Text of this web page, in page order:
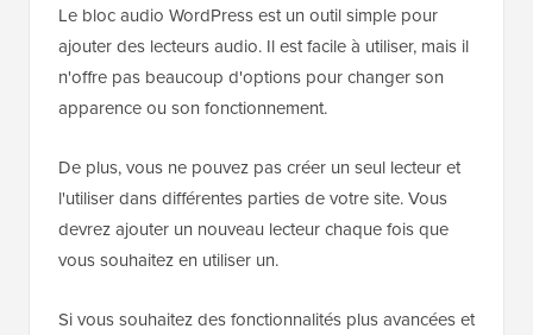
Le bloc audio WordPress est un outil simple pour
ajouter des lecteurs audio. Il est facile à utiliser, mais il
n'offre pas beaucoup d'options pour changer son
apparence ou son fonctionnement.
De plus, vous ne pouvez pas créer un seul lecteur et
l'utiliser dans différentes parties de votre site. Vous
devrez ajouter un nouveau lecteur chaque fois que
vous souhaitez en utiliser un.
Si vous souhaitez des fonctionnalités plus avancées et